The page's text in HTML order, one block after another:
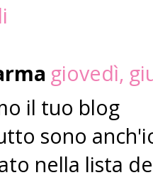
giovedì,
il tuo blog
sono
nella lista